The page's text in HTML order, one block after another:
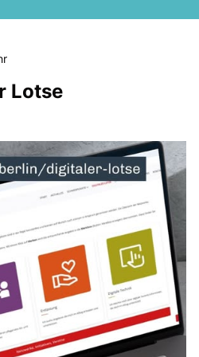
MELDUNGEN
MEDIEN
KLARTEXT
Lotse